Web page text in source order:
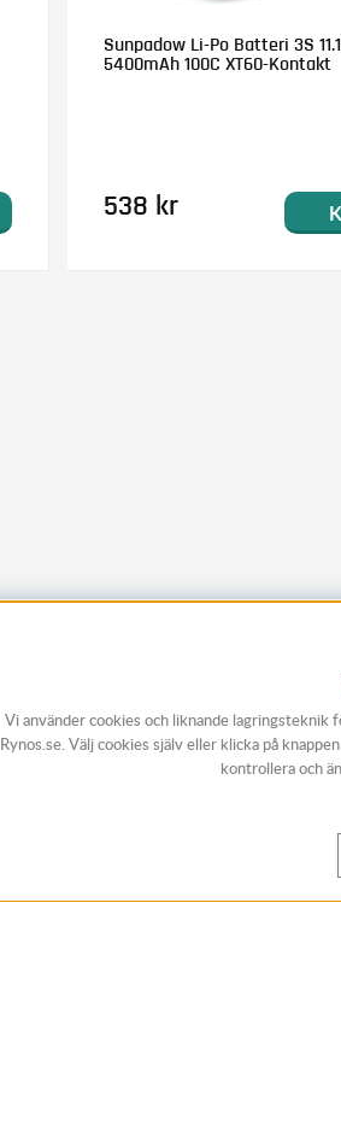
Sunpadow Li-Po Batteri 3S
5400mAh 100C XT60-Kontakt
538 kr
Vi använder cookies och liknande lagringsteknik
Rynos.se. Välj cookies själv eller klicka på
kontrollera och